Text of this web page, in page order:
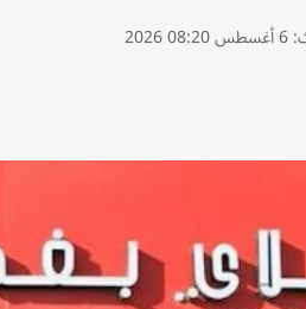
6 أغسطس 08:20 2026